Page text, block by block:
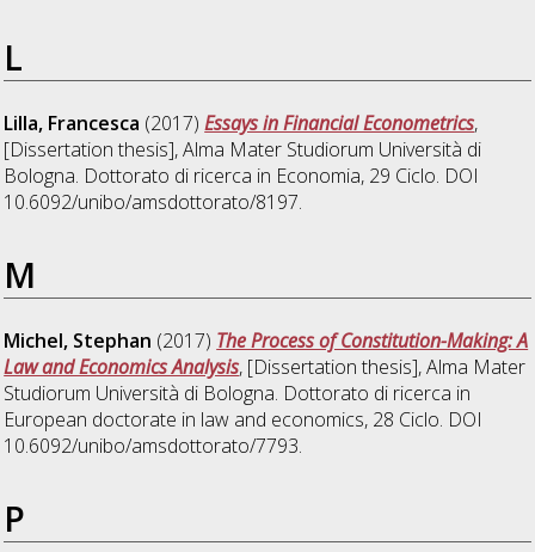
L
Lilla, Francesca (2017)Essays in Financial Econometrics,
[Dissertation thesis], Alma Mater Studiorum Università di
Bologna. Dottorato di ricerca in Economia, 29 Ciclo. DOI
10.6092/unibo/amsdottorato/8197.
M
Michel, Stephan (2017) The Process of Constitution-Making: A
Law and Economics Analysis, [Dissertation thesis], Alma Mater
Studiorum Università di Bologna. Dottorato di ricerca in
European doctorate in law and economics, 28 Ciclo. DOI
10.6092/unibo/amsdottorato/7793.
P